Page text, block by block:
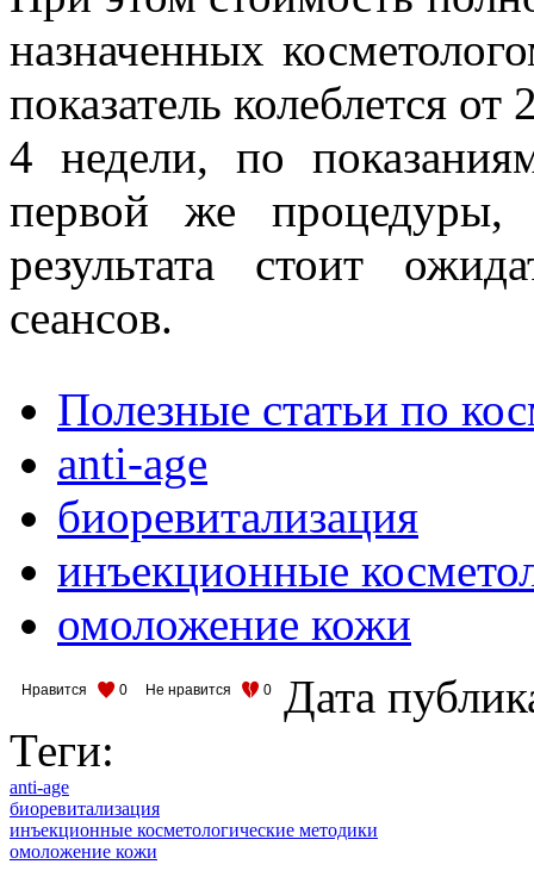
назначенных
показатель колеблется
4 недели, по
первой же процедуры,
результата стоит
сеансов.
Полезные статьи по
anti-age
биоревитализация
инъекционные
омоложение кожи
Нравится 0 Не нравится 0
Дата
Теги:
anti-age
биоревитализация
инъекционные косметологические методики
омоложение кожи